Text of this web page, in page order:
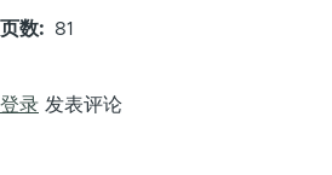
页数 81
登录 发表评论